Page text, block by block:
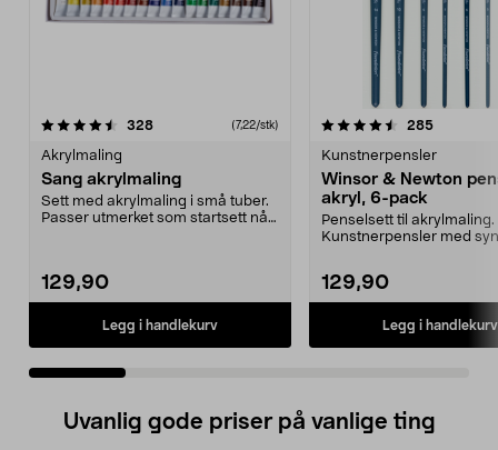
328anmeldelser (7,22/stk)
Akrylmaling
Sang akrylmaling
Sett med akrylmaling i små tuber.
Passer utmerket som startsett når
129,90
Legg i handlekurv
4.5 av 5 stjerner 285
Kunstnerpensler
Winsor & Newton
akryl, 6-pack
Penselsett til akrylmaling.
Kunstnerpensler med
129,90
Legg i handlekurv
4.5 av 5 stjerner
Uvanlig gode priser på vanlige ting